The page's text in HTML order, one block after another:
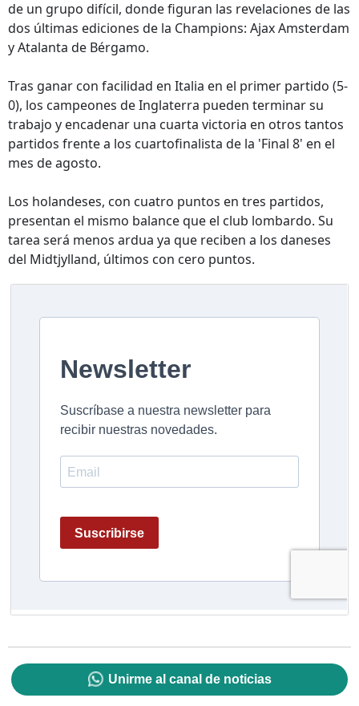
de un grupo difícil, donde figuran las revelaciones de las
dos últimas ediciones de la Champions: Ajax Amsterdam
y Atalanta de Bérgamo.
Tras ganar con facilidad en Italia en el primer partido (5-
0), los campeones de Inglaterra pueden terminar su
trabajo y encadenar una cuarta victoria en otros tantos
partidos frente a los cuartofinalista de la 'Final 8' en el
mes de agosto.
Los holandeses, con cuatro puntos en tres partidos,
presentan el mismo balance que el club lombardo. Su
tarea será menos ardua ya que reciben a los daneses
del Midtjylland, últimos con cero puntos.
Unirme al canal de noticias